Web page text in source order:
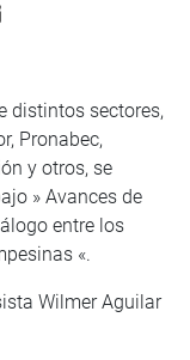
distintos sectores,
Pronabec,
y otros, se
» Avances de
entre los
«.
Wilmer Aguilar